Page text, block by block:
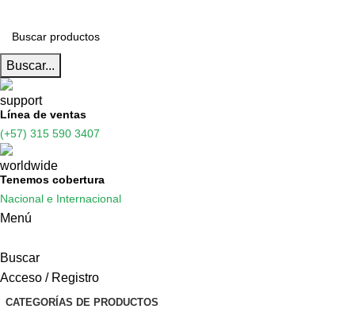
Buscar...
Línea de ventas
(+57) 315 590 3407
Tenemos cobertura
Nacional e Internacional
Menú
Buscar
Acceso / Registro
CATEGORÍAS DE PRODUCTOS